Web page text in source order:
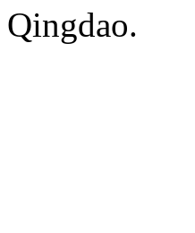
Qingdao.